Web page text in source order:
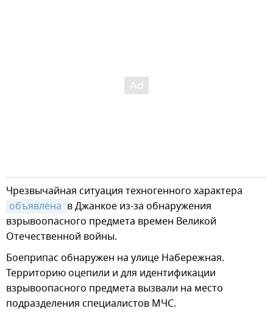
Чрезвычайная ситуация техногенного характера
объявлена в Джанкое из-за обнаружения
взрывоопасного предмета времен Великой
Отечественной войны.
Боеприпас обнаружен на улице Набережная.
Территорию оцепили и для идентификации
взрывоопасного предмета вызвали на место
подразделения специалистов МЧС.